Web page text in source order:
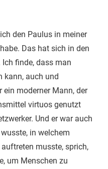
den Paulus in meiner
Das hat sich in den
finde, dass man
kann, auch und
ein moderner Mann, der
virtuos genutzt
Und er war auch
in welchem
musste, sprich,
um Menschen zu